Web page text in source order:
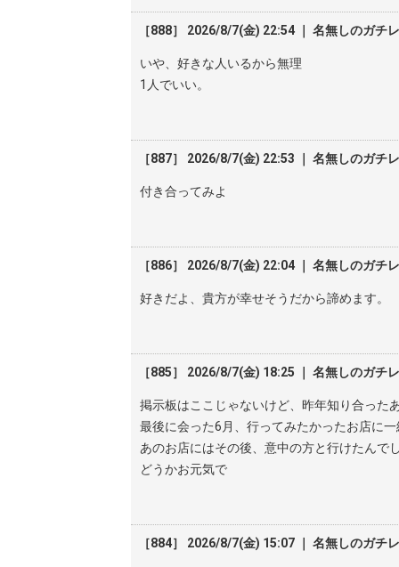
［888］ 2026/8/7(金) 22:54 ｜ 名無しのガチ
いや、好きな人いるから無理
1人でいい。
［887］ 2026/8/7(金) 22:53 ｜ 名無しのガチ
付き合ってみよ
［886］ 2026/8/7(金) 22:04 ｜ 名無しのガチ
好きだよ、貴方が幸せそうだから諦めます。
［885］ 2026/8/7(金) 18:25 ｜ 名無しのガチ
掲示板はここじゃないけど、昨年知り合った
最後に会った6月、行ってみたかったお店に
あのお店にはその後、意中の方と行けたんでし
どうかお元気で
［884］ 2026/8/7(金) 15:07 ｜ 名無しのガチ